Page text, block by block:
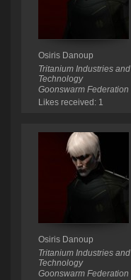
Osiris Danoup
Tritanium Industries and
Technology
Goonswarm Federation
Likes received: 1
Osiris Danoup
Tritanium Industries and
Technology
Goonswarm Federation